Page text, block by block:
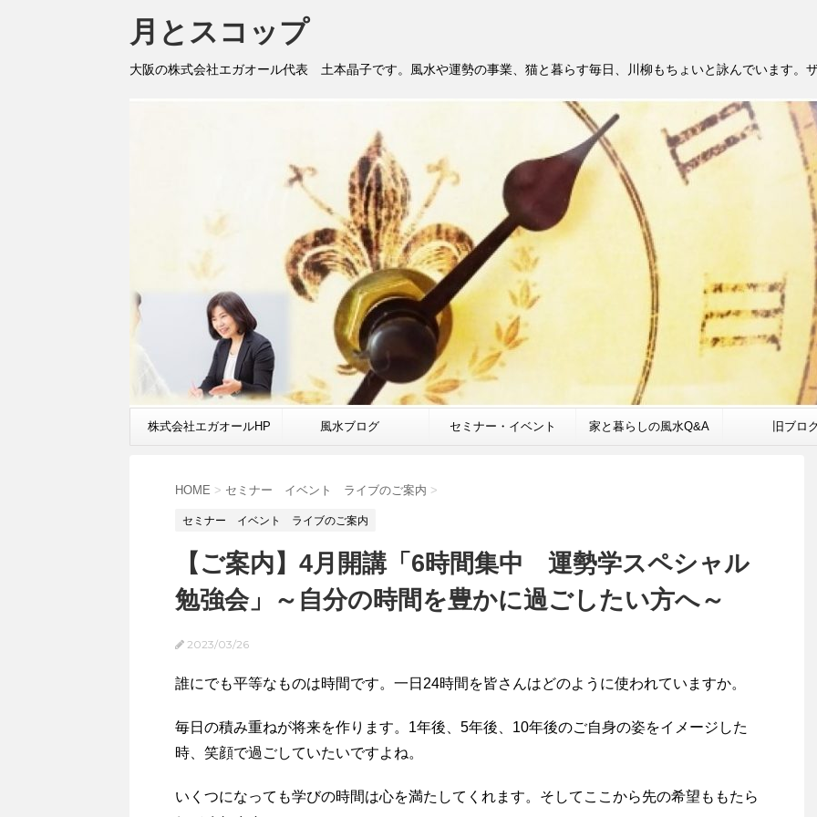
月とスコップ
大阪の株式会社エガオール代表 土本晶子です。風水や運勢の事業、猫と暮らす毎日、川柳もちょいと詠んでいます。
株式会社エガオールHP 風水ブログ セミナー・イベント 家と暮らしの風水Q&A 旧ブロ
HOME > セミナー イベント ライブのご案内 >
セミナー イベント ライブのご案内
【ご案内】4月開講「6時間集中 運勢学スペシャル
勉強会」～自分の時間を豊かに過ごしたい方へ～
2023/03/26
誰にでも平等なものは時間です。一日24時間を皆さんはどのように使われていますか。
毎日の積み重ねが将来を作ります。1年後、5年後、10年後のご自身の姿をイメージした
時、笑顔で過ごしていたいですよね。
いくつになっても学びの時間は心を満たしてくれます。そしてここから先の希望ももたら